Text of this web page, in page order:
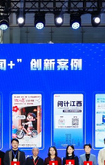
文化傳承新篇章
拉美國家有權
沉香從傳統邁向